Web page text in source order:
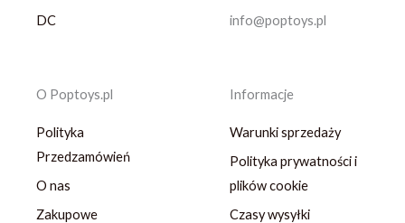
DC
info@poptoys.pl
O Poptoys.pl
Polityka
Przedzamówień
O nas
Zakupowe
Informacje
Warunki sprzedaży
Polityka prywatności i
plików cookie
Czasy wysyłki